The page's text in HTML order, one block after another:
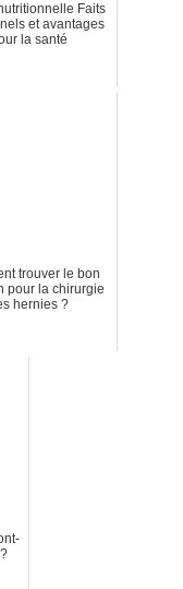
Faits
et avantages
la santé
trouver le bon
pour la chirurgie
hernies ?